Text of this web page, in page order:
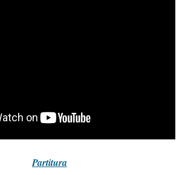
Partitura